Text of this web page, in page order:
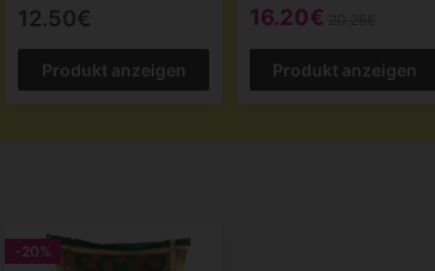
12.50€
Produkt anzeigen
16.20€
Produkt anzeigen
-20%